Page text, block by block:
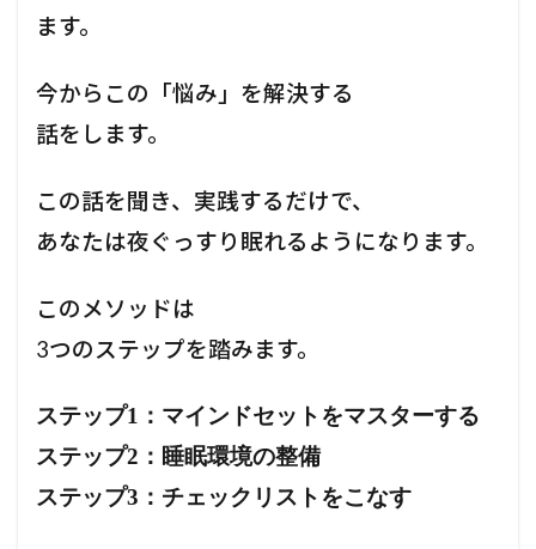
ます。
今からこの「悩み」を解決する
話をします。
この話を聞き、実践するだけで、
あなたは夜ぐっすり眠れるようになります。
このメソッドは
3つのステップを踏みます。
ステップ1：マインドセットをマスターする
ステップ2：睡眠環境の整備
ステップ3：チェックリストをこなす